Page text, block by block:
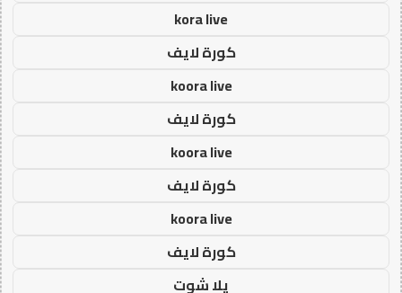
kora live
كورة لايف
koora live
كورة لايف
koora live
كورة لايف
koora live
كورة لايف
يلا شوت